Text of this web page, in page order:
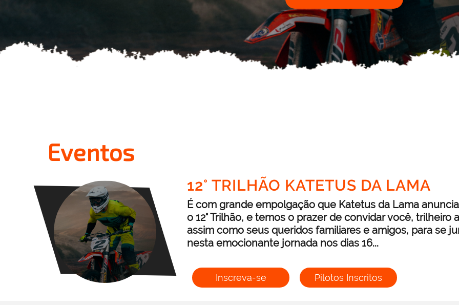
Eventos
12° TRILHÃO KATETUS DA LAMA
É com grande empolgação que Katetus da Lama
o 12° Trilhão, e temos o prazer de convidar você, trilheiro
assim como seus queridos familiares e amigos, para se
nesta emocionante jornada nos dias 16...
Inscreva-se Pilotos Inscritos